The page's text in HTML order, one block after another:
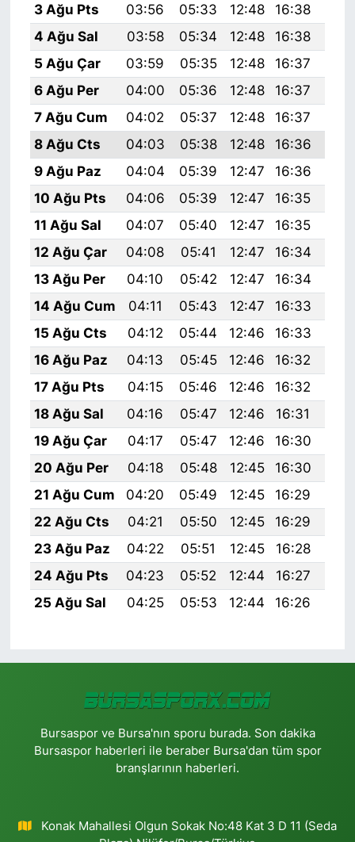
3 Ağu Pts
03:56 05:33 12:48 16:38
4 Ağu Sal
03:58 05:34 12:48 16:38
5 Ağu Çar
03:59 05:35 12:48 16:37
6 Ağu Per
04:00 05:36 12:48 16:37
7 Ağu Cum
04:02 05:37 12:48 16:37
8 Ağu Cts
04:03 05:38 12:48 16:36
9 Ağu Paz
04:04 05:39 12:47 16:36
10 Ağu Pts
04:06 05:39 12:47 16:35
11 Ağu Sal
04:07 05:40 12:47 16:35
12 Ağu Çar
04:08 05:41 12:47 16:34
13 Ağu Per
04:10 05:42 12:47 16:34
14 Ağu Cum
04:11 05:43 12:47 16:33
15 Ağu Cts
04:12 05:44 12:46 16:33
16 Ağu Paz
04:13 05:45 12:46 16:32
17 Ağu Pts
04:15 05:46 12:46 16:32
18 Ağu Sal
04:16 05:47 12:46 16:31
19 Ağu Çar
04:17 05:47 12:46 16:30
20 Ağu Per
04:18 05:48 12:45 16:30
21 Ağu Cum
04:20 05:49 12:45 16:29
22 Ağu Cts
04:21 05:50 12:45 16:29
23 Ağu Paz
04:22 05:51 12:45 16:28
24 Ağu Pts
04:23 05:52 12:44 16:27
25 Ağu Sal
04:25 05:53 12:44 16:26
Bursaspor ve Bursa'nın sporu burada. Son dakika
Bursaspor haberleri ile beraber Bursa'dan tüm spor
branşlarının haberleri.
Konak Mahallesi Olgun Sokak No:48 Kat 3 D 11 (Seda